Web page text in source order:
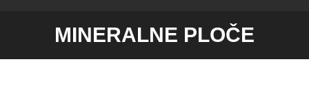
MINERALNE PLOČE
You are here: